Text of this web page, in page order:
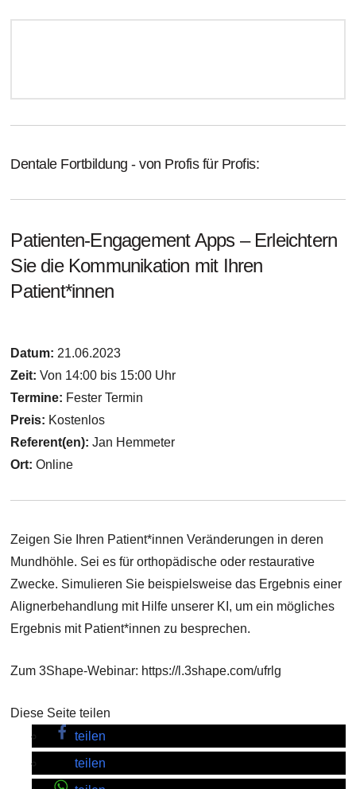
Dentale Fortbildung - von Profis für Profis:
Patienten-Engagement Apps – Erleichtern
Sie die Kommunikation mit Ihren
Patient*innen
Datum: 21.06.2023
Zeit: Von 14:00 bis 15:00 Uhr
Termine: Fester Termin
Preis: Kostenlos
Referent(en):Jan Hemmeter
Ort:Online
Zeigen Sie Ihren Patient*innen Veränderungen in deren
Mundhöhle. Sei es für orthopädische oder restaurative
Zwecke. Simulieren Sie beispielsweise das Ergebnis einer
Alignerbehandlung mit Hilfe unserer KI, um ein mögliches
Ergebnis mit Patient*innen zu besprechen.
Zum 3Shape-Webinar: https://l.3shape.com/ufrlg
Diese Seite teilen
teilen
teilen